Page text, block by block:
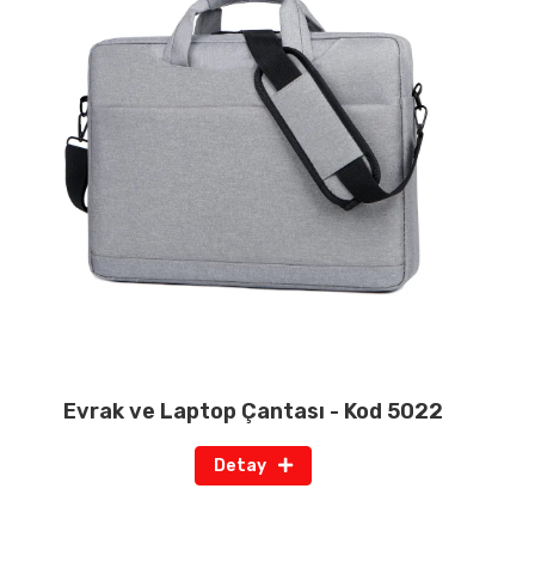
Evrak ve Laptop Çantası - Kod 5022
Detay